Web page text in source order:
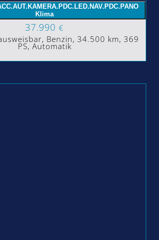
Klima
37.990 €
Benzin, 34.500 km, 369
PS, Automatik